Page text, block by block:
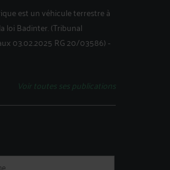
est un véhicule terrestre à
loi Badinter. (Tribunal
03.02.2025 RG 20/03586)-
Voir toutes ses publications